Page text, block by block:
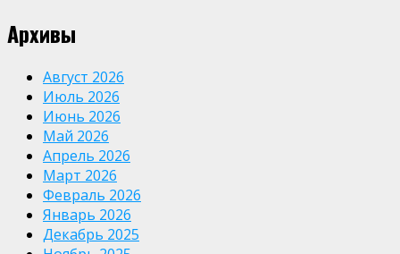
Архивы
Август 2026
Июль 2026
Июнь 2026
Май 2026
Апрель 2026
Март 2026
Февраль 2026
Январь 2026
Декабрь 2025